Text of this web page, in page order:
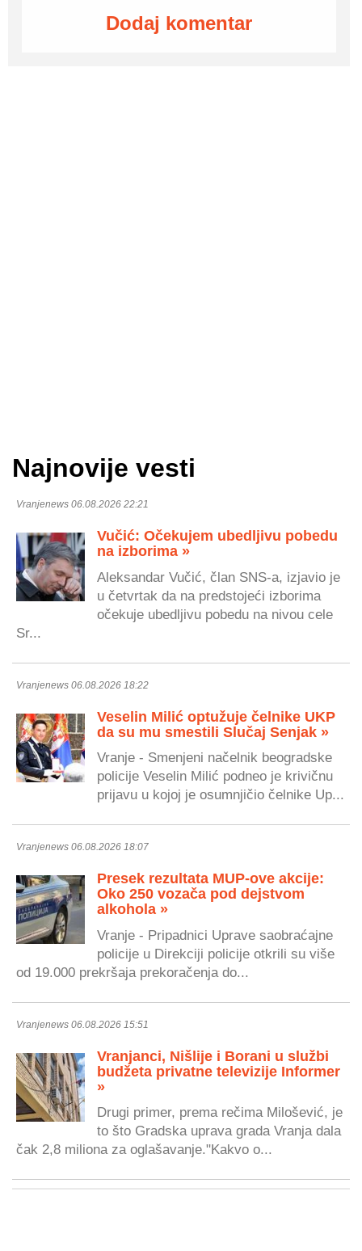
Dodaj komentar
Najnovije vesti
Vranjenews 06.08.2026 22:21
Vučić: Očekujem ubedljivu pobedu
na izborima »
Aleksandar Vučić, član SNS-a, izjavio je
u četvrtak da na predstojeći izborima
očekuje ubedljivu pobedu na nivou cele
Sr...
Vranjenews 06.08.2026 18:22
Veselin Milić optužuje čelnike UKP
da su mu smestili Slučaj Senjak »
Vranje - Smenjeni načelnik beogradske
policije Veselin Milić podneo je krivičnu
prijavu u kojoj je osumnjičio čelnike Up...
Vranjenews 06.08.2026 18:07
Presek rezultata MUP-ove akcije:
Oko 250 vozača pod dejstvom
alkohola »
Vranje - Pripadnici Uprave saobraćajne
policije u Direkciji policije otkrili su više
od 19.000 prekršaja prekoračenja do...
Vranjenews 06.08.2026 15:51
Vranjanci, Nišlije i Borani u službi
budžeta privatne televizije Informer
»
Drugi primer, prema rečima Milošević, je
to što Gradska uprava grada Vranja dala
čak 2,8 miliona za oglašavanje."Kakvo o...